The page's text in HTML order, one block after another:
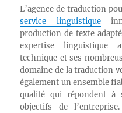
L’agence de traduction
service linguistique
production de texte
expertise linguistique
technique et ses
domaine de la traduction
également un ensemble
qualité qui répondent à
objectifs de